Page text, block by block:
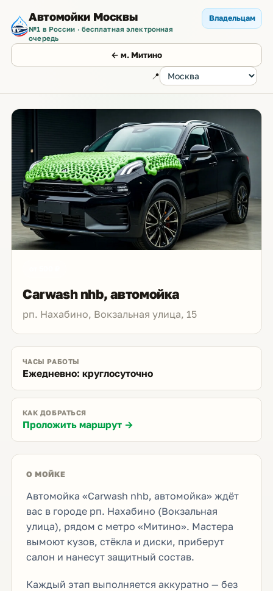
Автомойки Москвы
№1 в России · бесплатная электронная
очередь
← м. Митино
📍
Владельцам
Carwash nhb, автомойка
рп. Нахабино, Вокзальная улица, 15
ЧАСЫ РАБОТЫ
Ежедневно: круглосуточно
КАК ДОБРАТЬСЯ
Проложить маршрут →
О МОЙКЕ
Автомойка «Carwash nhb, автомойка» ждёт
вас в городе рп. Нахабино (Вокзальная
улица), рядом с метро «Митино». Мастера
вымоют кузов, стёкла и диски, приберут
салон и нанесут защитный состав.
Каждый этап выполняется аккуратно — без